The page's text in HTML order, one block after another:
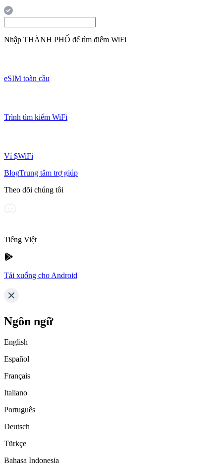
Nhập THÀNH PHỐ để tìm điểm WiFi
eSIM toàn cầu
Trình tìm kiếm WiFi
Ví $WiFi
BlogTrung tâm trợ giúp
Theo dõi chúng tôi
Tiếng Việt
Tải xuống cho Android
Ngôn ngữ
English
Español
Français
Italiano
Português
Deutsch
Türkçe
Bahasa Indonesia